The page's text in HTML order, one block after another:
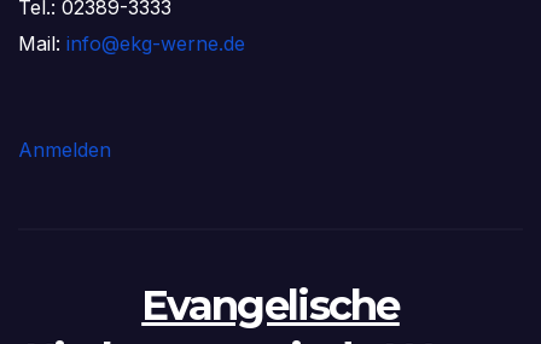
Tel.: 02389-3333
Mail: info@ekg-werne.de
Anmelden
Evangelische